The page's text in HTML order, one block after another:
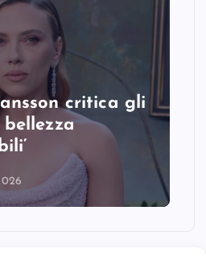
critica gli